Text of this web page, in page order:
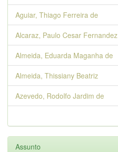
Aguiar, Thiago Ferreira de
Alcaraz, Paulo Cesar Fernandez
Almeida, Eduarda Maganha de
Almeida, Thissiany Beatriz
Azevedo, Rodolfo Jardim de
Assunto